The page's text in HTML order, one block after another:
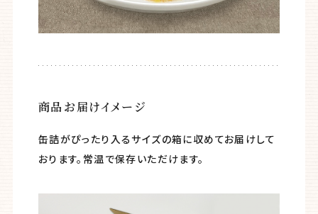
商品お届けイメージ
缶詰がぴったり入るサイズの箱に収めてお届けして
おります。常温で保存いただけます。